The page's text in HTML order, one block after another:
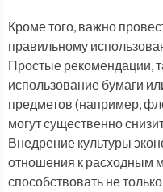
Кроме того, важно
правильному
Простые рекомендации,
использование бумаги
предметов (например,
могут существенно
Внедрение культуры
отношения к расходным
способствовать не